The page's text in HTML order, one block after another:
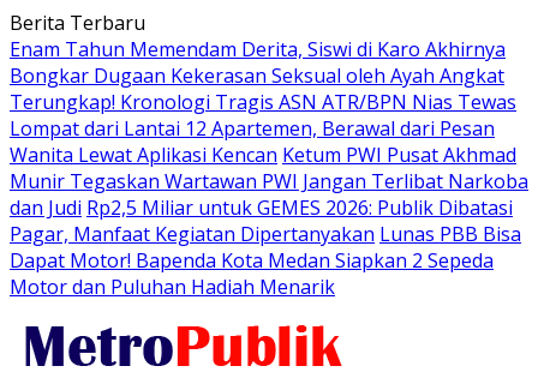
Langsung
ke
konten
Berita Terbaru
Enam Tahun Memendam Derita, Siswi di Karo Akhirnya
Bongkar Dugaan Kekerasan Seksual oleh Ayah Angkat
Terungkap! Kronologi Tragis ASN ATR/BPN Nias Tewas
Lompat dari Lantai 12 Apartemen, Berawal dari Pesan
Wanita Lewat Aplikasi Kencan Ketum PWI Pusat Akhmad
Munir Tegaskan Wartawan PWI Jangan Terlibat Narkoba
dan Judi Rp2,5 Miliar untuk GEMES 2026: Publik Dibatasi
Pagar, Manfaat Kegiatan Dipertanyakan Lunas PBB Bisa
Dapat Motor! Bapenda Kota Medan Siapkan 2 Sepeda
Motor dan Puluhan Hadiah Menarik